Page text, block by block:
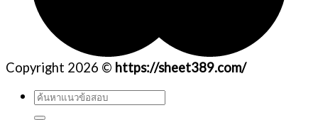
Copyright 2026 © https://sheet389.com/
ค้นหา: